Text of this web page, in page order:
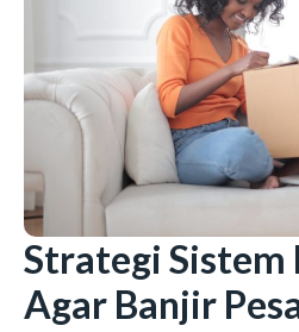
Strategi Sistem
Agar Banjir